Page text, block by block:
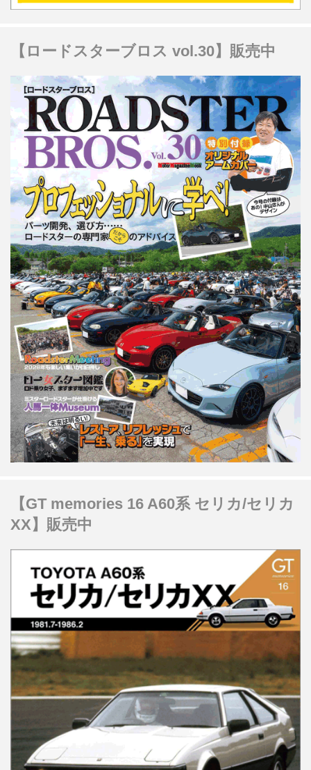
【ロードスターブロス vol.30】販売中
【GT memories 16 A60系 セリカ/セリカ
XX】販売中